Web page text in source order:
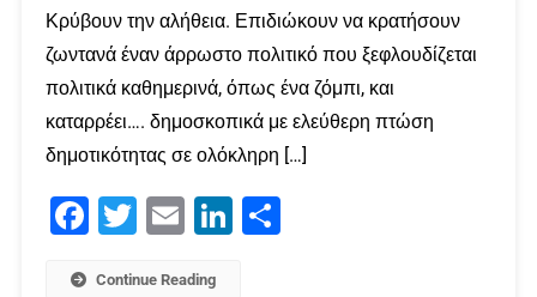
Κρύβουν την αλήθεια. Επιδιώκουν να κρατήσουν
ζωντανά έναν άρρωστο πολιτικό που ξεφλουδίζεται
πολιτικά καθημερινά, όπως ένα ζόμπι, και
καταρρέει…. δημοσκοπικά με ελεύθερη πτώση
δημοτικότητας σε ολόκληρη […]
Facebook
Twitter Email LinkedIn
Continue Reading